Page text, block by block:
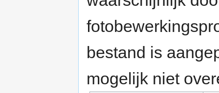
bestand is
mogelijk niet